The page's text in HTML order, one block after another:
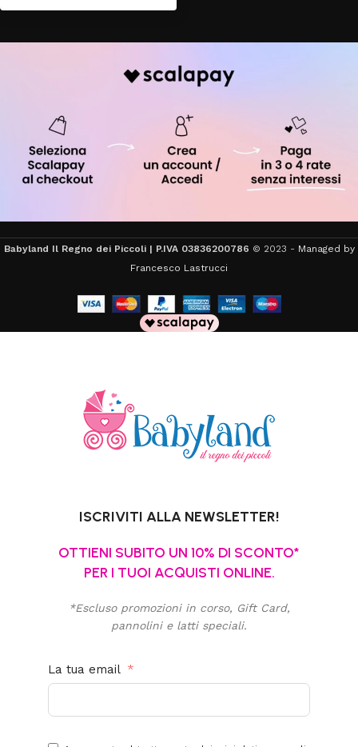
Babyland Il Regno dei Piccoli | P.IVA 03836200786 © 2023 - Managed by
Francesco Lastrucci
ISCRIVITI ALLA NEWSLETTER!
OTTIENI SUBITO UN 10% DI SCONTO*
PER I TUOI ACQUISTI ONLINE.
*Escluso promozioni in corso, Gift Card,
pannolini e latti speciali.
La tua email